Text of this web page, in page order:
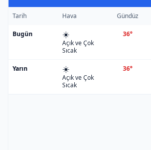
Tarih Hava Gündüz
Bugün ☀️
Açık ve Çok
Sıcak
36°
Yarın ☀️
Açık ve Çok
Sıcak
36°